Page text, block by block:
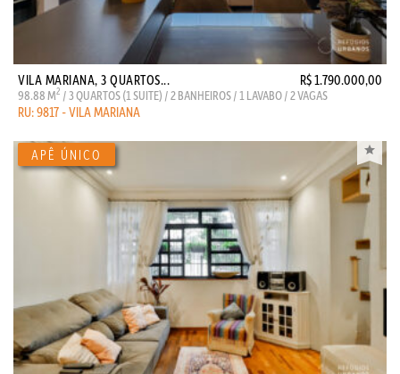
VILA MARIANA, 3 QUARTOS... R$ 1.790.000,00
98.88 M2 / 3 QUARTOS (1 SUITE) / 2 BANHEIROS / 1 LAVABO / 2 VAGAS
RU: 9817 - VILA MARIANA